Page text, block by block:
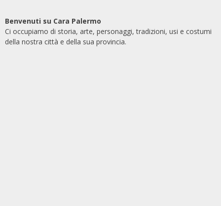
Benvenuti su Cara Palermo
Ci occupiamo di storia, arte, personaggi, tradizioni, usi e costumi
della nostra città e della sua provincia.